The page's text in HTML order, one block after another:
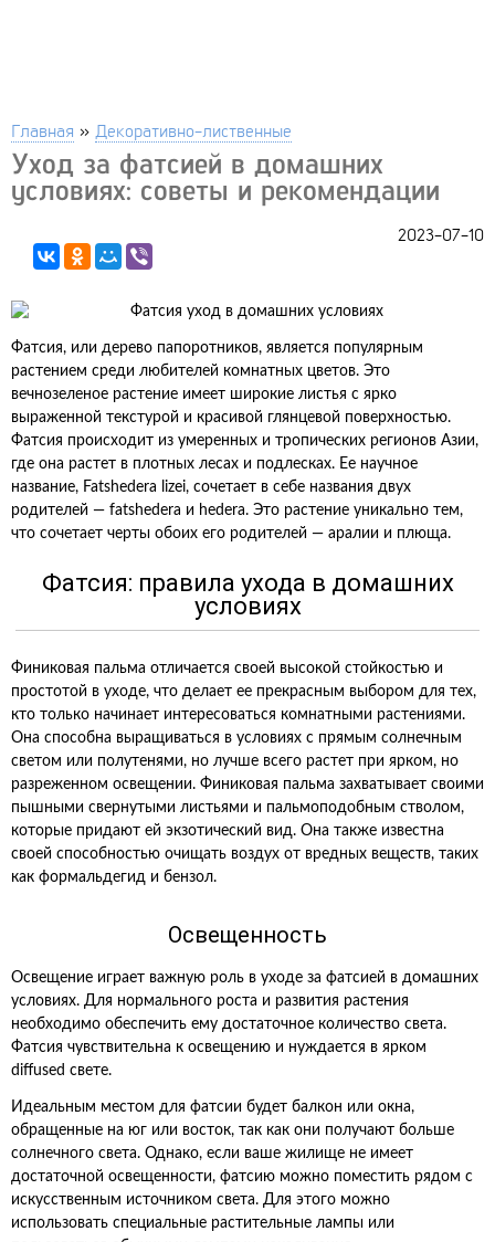
Главная » Декоративно-лиственные
Уход за фатсией в домашних
условиях: советы и рекомендации
2023-07-10
Фатсия, или дерево папоротников, является популярным
растением среди любителей комнатных цветов. Это
вечнозеленое растение имеет широкие листья с ярко
выраженной текстурой и красивой глянцевой поверхностью.
Фатсия происходит из умеренных и тропических регионов Азии,
где она растет в плотных лесах и подлесках. Ее научное
название, Fatshedera lizei, сочетает в себе названия двух
родителей — fatshedera и hedera. Это растение уникально тем,
что сочетает черты обоих его родителей — аралии и плюща.
Фатсия: правила ухода в домашних
условиях
Финиковая пальма отличается своей высокой стойкостью и
простотой в уходе, что делает ее прекрасным выбором для тех,
кто только начинает интересоваться комнатными растениями.
Она способна выращиваться в условиях с прямым солнечным
светом или полутенями, но лучше всего растет при ярком, но
разреженном освещении. Финиковая пальма захватывает своими
пышными свернутыми листьями и пальмоподобным стволом,
которые придают ей экзотический вид. Она также известна
своей способностью очищать воздух от вредных веществ, таких
как формальдегид и бензол.
Освещенность
Освещение играет важную роль в уходе за фатсией в домашних
условиях. Для нормального роста и развития растения
необходимо обеспечить ему достаточное количество света.
Фатсия чувствительна к освещению и нуждается в ярком
diffused свете.
Идеальным местом для фатсии будет балкон или окна,
обращенные на юг или восток, так как они получают больше
солнечного света. Однако, если ваше жилище не имеет
достаточной освещенности, фатсию можно поместить рядом с
искусственным источником света. Для этого можно
использовать специальные растительные лампы или